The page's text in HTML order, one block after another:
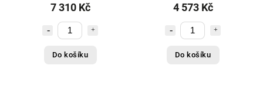
7 310 Kč
Do košíku
4 573 Kč
Do košíku